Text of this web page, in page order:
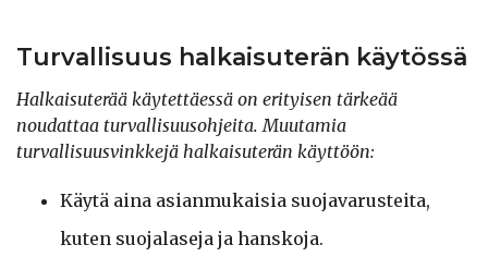
Turvallisuus halkaisuterän käytössä
Halkaisuterää käytettäessä on erityisen tärkeää
noudattaa turvallisuusohjeita. Muutamia
turvallisuusvinkkejä halkaisuterän käyttöön:
Käytä aina asianmukaisia suojavarusteita,
kuten suojalaseja ja hanskoja.